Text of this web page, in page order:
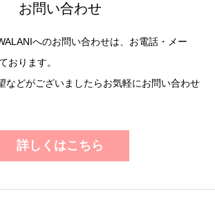
お問い合わせ
へのお問い合わせは、お電話・メー
おります。
などがございましたらお気軽にお問い合わせ
詳しくはこちら